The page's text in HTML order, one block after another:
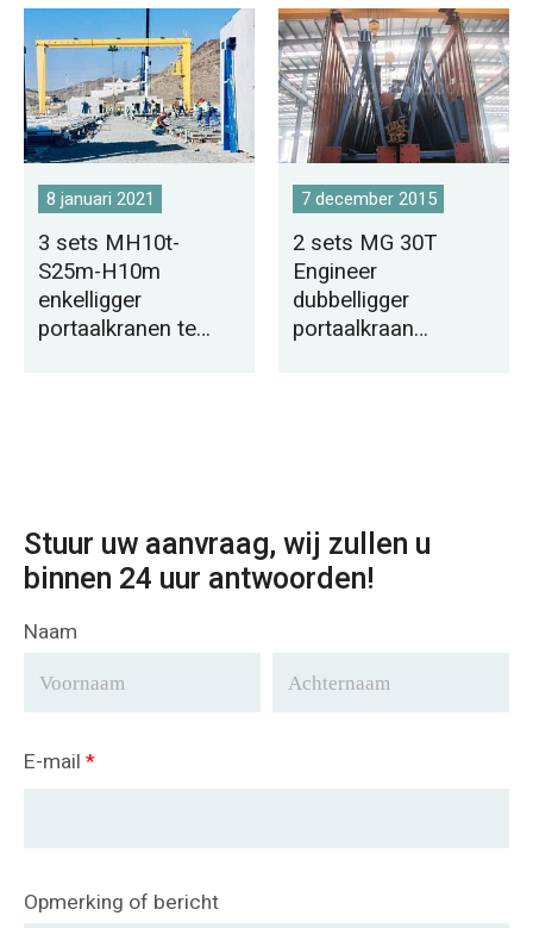
8 januari 2021
3 sets MH10t-
S25m-H10m
enkelligger
portaalkranen te
7 december 2015
2 sets MG 30T
Engineer
dubbelligger
portaalkraan
Stuur uw aanvraag, wij zullen u
binnen 24 uur antwoorden!
Naam
E-mail *
Opmerking of bericht